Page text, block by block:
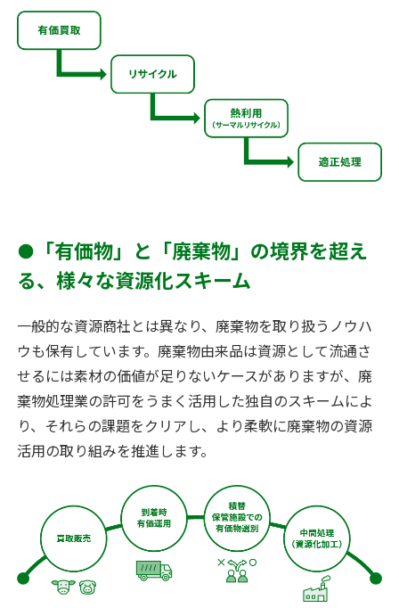
●「有価物」と「廃棄物」の境界を超え
る、様々な資源化スキーム
一般的な資源商社とは異なり、廃棄物を取り扱うノウハ
ウも保有しています。廃棄物由来品は資源として流通さ
せるには素材の価値が足りないケースがありますが、廃
棄物処理業の許可をうまく活用した独自のスキームによ
り、それらの課題をクリアし、より柔軟に廃棄物の資源
活用の取り組みを推進します。